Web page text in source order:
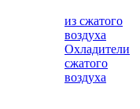
из сжатого
воздуха
Охладители
сжатого
воздуха